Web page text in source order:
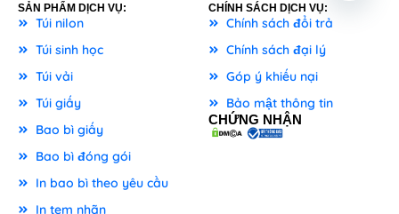
SẢN PHẨM DỊCH VỤ:
Túi nilon
Túi sinh học
Túi vải
Túi giấy
Bao bì giấy
Bao bì đóng gói
In bao bì theo yêu cầu
In tem nhãn
CHÍNH SÁCH DỊCH VỤ:
Chính sách đổi trả
Chính sách đại lý
Góp ý khiếu nại
Bảo mật thông tin
CHỨNG NHẬN